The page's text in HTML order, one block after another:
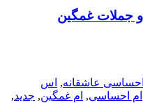
جملات غمگین
احساسی عاشقانه, اس
ام احساسی, ام غمگین, جدید,